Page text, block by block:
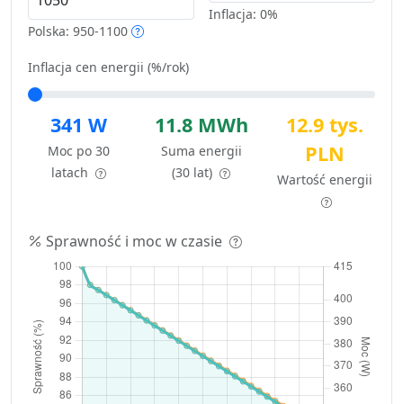
Polska: 950-1100
Inflacja: 0%
Inflacja cen energii (%/rok)
341 W
Moc po 30
latach
11.8 MWh
Suma energii
(30 lat)
12.9 tys.
PLN
Wartość energii
Sprawność i moc w czasie